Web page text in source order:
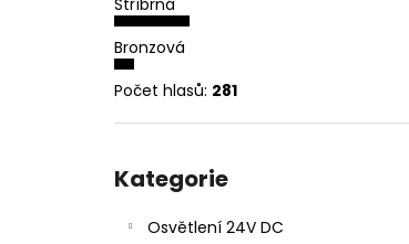
Stříbrná
Bronzová
Počet hlasů: 281
kategorie
Kategorie
Osvětlení 24V DC